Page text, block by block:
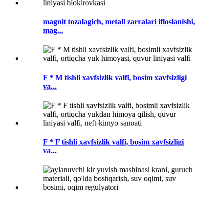
magnit tozalagich, metall zarralari ifloslanishi,
mag...
F * M tishli xavfsizlik valfi, bosim xavfsizligi
va...
F * F tishli xavfsizlik valfi, bosim xavfsizligi
va...